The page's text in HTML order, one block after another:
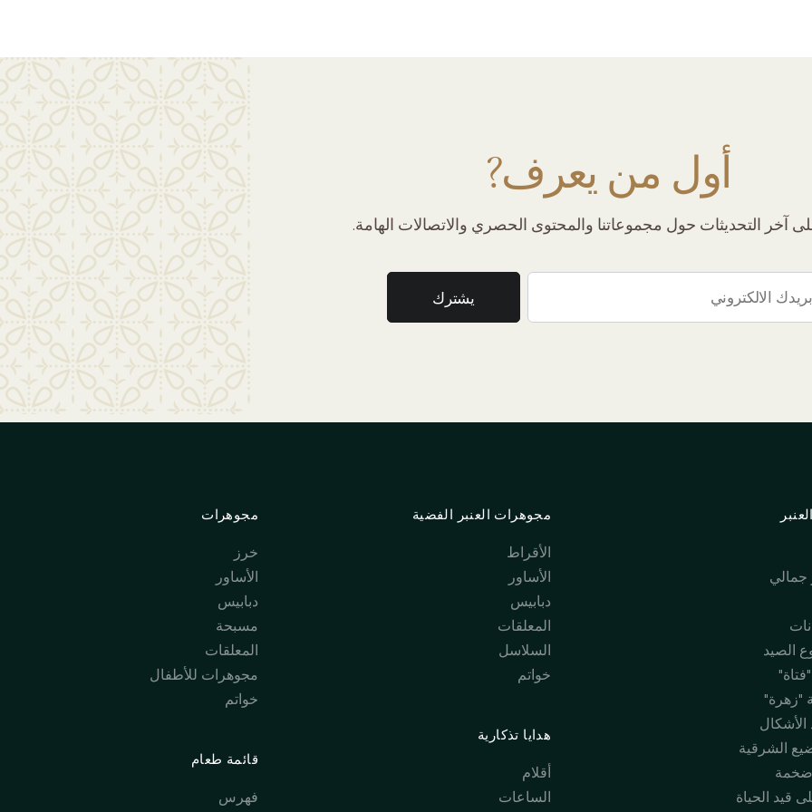
أول من يعرف?
آخر التحديثات حول مجموعاتنا والمحتوى الحصري والاتصالات الهامة.
الصيد
"زهرة"
الأشكال
الشرقية
قيد الحياة
مجوهرات العنبر الفضية
الأقراط
الأساور
دبابيس
المعلقات
السلاسل
خواتم
هدايا تذكارية
أقلام
الساعات
مجوهرات
خرز
الأساور
دبابيس
مسبحة
المعلقات
مجوهرات للأطفال
خواتم
قائمة طعام
فهرس